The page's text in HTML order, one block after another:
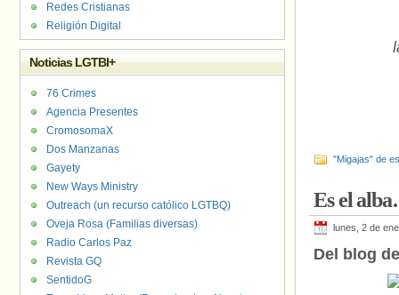
"Migajas" de
Es el
lunes, 2 de
Del blog
Redes Cristianas
Religión Digital
Noticias LGTBI+
76 Crimes
Agencia Presentes
CromosomaX
Dos Manzanas
Gayety
New Ways Ministry
Outreach (un recurso católico LGTBQ)
Oveja Rosa (Familias diversas)
Radio Carlos Paz
Revista GQ
SentidoG